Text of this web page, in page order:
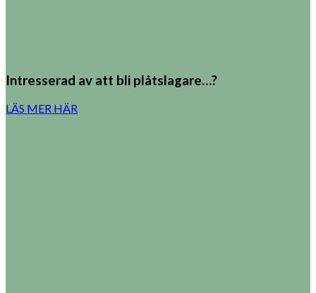
Intresserad av att bli plåtslagare…?
LÄS MER HÄR